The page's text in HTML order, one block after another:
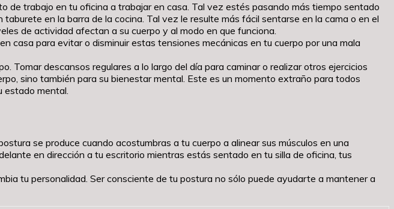
de trabajo en tu oficina a trabajar en casa. Tal vez estés pasando más tiempo sentado
en la barra de la cocina. Tal vez le resulte más fácil sentarse en la cama o en el
de actividad afectan a su cuerpo y al modo en que funciona.
casa para evitar o disminuir estas tensiones mecánicas en tu cuerpo por una mala
Tomar descansos regulares a lo largo del día para caminar o realizar otros ejercicios
sino también para su bienestar mental. Este es un momento extraño para todos
estado mental.
se produce cuando acostumbras a tu cuerpo a alinear sus músculos en una
en dirección a tu escritorio mientras estás sentado en tu silla de oficina, tus
tu personalidad. Ser consciente de tu postura no sólo puede ayudarte a mantener a